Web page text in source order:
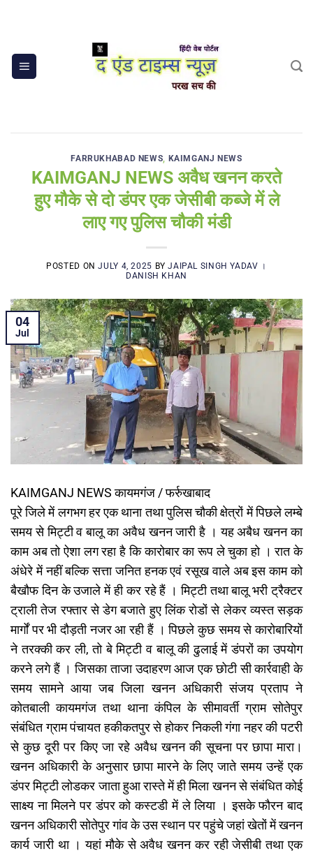
FARRUKHABAD NEWS, KAIMGANJ NEWS
KAIMGANJ NEWS अवैध खनन करते
हुए मौके से दो डंपर एक जेसीबी कब्जे में ले
लाए गए पुलिस चौकी मंडी
POSTED ONJULY 4, 2025 BYJAIPAL SINGH YADAV ।
DANISH KHAN
04
Jul
KAIMGANJ NEWS कायमगंज / फर्रुखाबाद
पूरे जिले में लगभग हर एक थाना तथा पुलिस चौकी क्षेत्रों में पिछले लम्बे
समय से मिट्टी व बालू का अवैध खनन जारी है । यह अबैध खनन का
काम अब तो ऐशा लग रहा है कि कारोबार का रूप ले चुका हो । रात के
अंधेरे में नहीं बल्कि सत्ता जनित हनक एवं रसूख वाले अब इस काम को
बैखौफ दिन के उजाले में ही कर रहे हैं । मिट्टी तथा बालू भरी ट्रैक्टर
ट्राली तेज रफ्तार से डेग बजाते हुए लिंक रोडों से लेकर व्यस्त सड़क
मार्गों पर भी दौड़ती नजर आ रही हैं । पिछले कुछ समय से कारोबारियों
ने तरक्की कर ली, तो बे मिट्टी व बालू की ढुलाई में डंपरों का उपयोग
करने लगे हैं । जिसका ताजा उदाहरण आज एक छोटी सी कार्रवाही के
समय सामने आया जब जिला खनन अधिकारी संजय प्रताप ने
कोतबाली कायमगंज तथा थाना कंपिल के सीमावर्ती ग्राम सोतेपुर
संबंधित ग्राम पंचायत हकीकतपुर से होकर निकली गंगा नहर की पटरी
से कुछ दूरी पर किए जा रहे अवैध खनन की सूचना पर छापा मारा।
खनन अधिकारी के अनुसार छापा मारने के लिए जाते समय उन्हें एक
डंपर मिट्टी लोडकर जाता हुआ रास्ते में ही मिला खनन से संबंधित कोई
साक्ष्य ना मिलने पर डंपर को कस्टडी में ले लिया । इसके फौरन बाद
खनन अधिकारी सोतेपुर गांव के उस स्थान पर पहुंचे जहां खेतों में खनन
कार्य जारी था । यहां मौके से अवैध खनन कर रही जेसीबी तथा एक